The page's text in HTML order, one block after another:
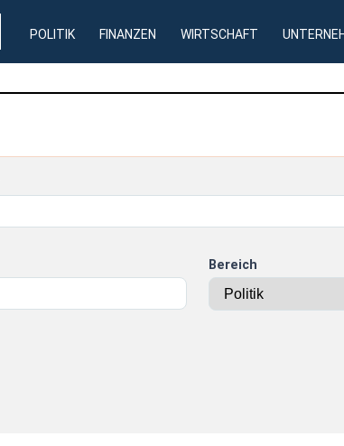
POLITIK FINANZEN WIRTSCHAFT
Bereich